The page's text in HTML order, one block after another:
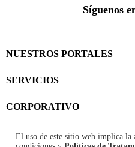
Síguenos
NUESTROS PORTALES
SERVICIOS
CORPORATIVO
El uso de este sitio web implica la